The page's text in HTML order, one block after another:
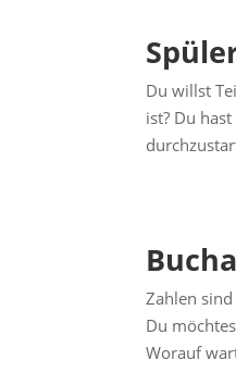
Du willst
ist? Du
Zahlen
Du
Worauf